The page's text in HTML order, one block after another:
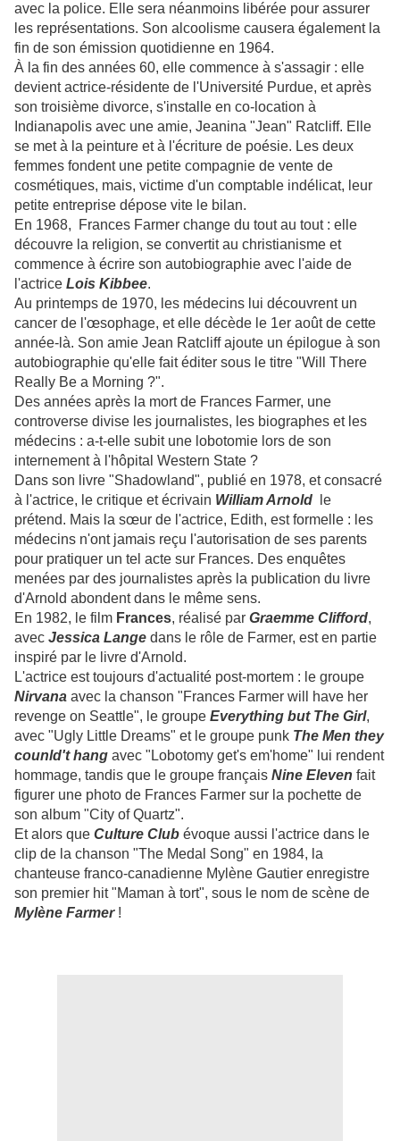
avec la police. Elle sera néanmoins libérée pour assurer
les représentations. Son alcoolisme causera également la
fin de son émission quotidienne en 1964.
À la fin des années 60, elle commence à s'assagir : elle
devient actrice-résidente de l'Université Purdue, et après
son troisième divorce, s'installe en co-location à
Indianapolis avec une amie, Jeanina "Jean" Ratcliff. Elle
se met à la peinture et à l'écriture de poésie. Les deux
femmes fondent une petite compagnie de vente de
cosmétiques, mais, victime d'un comptable indélicat, leur
petite entreprise dépose vite le bilan.
En 1968, Frances Farmer change du tout au tout : elle
découvre la religion, se convertit au christianisme et
commence à écrire son autobiographie avec l'aide de
l'actrice Lois Kibbee.
Au printemps de 1970, les médecins lui découvrent un
cancer de l'œsophage, et elle décède le 1er août de cette
année-là. Son amie Jean Ratcliff ajoute un épilogue à son
autobiographie qu'elle fait éditer sous le titre "Will There
Really Be a Morning ?".
Des années après la mort de Frances Farmer, une
controverse divise les journalistes, les biographes et les
médecins : a-t-elle subit une lobotomie lors de son
internement à l'hôpital Western State ?
Dans son livre "Shadowland", publié en 1978, et consacré
à l'actrice, le critique et écrivain William Arnold
le
prétend. Mais la sœur de l'actrice, Edith, est formelle : les
médecins n'ont jamais reçu l'autorisation de ses parents
pour pratiquer un tel acte sur Frances. Des enquêtes
menées par des journalistes après la publication du livre
d'Arnold abondent dans le même sens.
En 1982, le film Frances, réalisé par Graemme Clifford,
avec Jessica Lange dans le rôle de Farmer, est en partie
inspiré par le livre d'Arnold.
L'actrice est toujours d'actualité post-mortem : le groupe
Nirvana avec la chanson "Frances Farmer will have her
revenge on Seattle", le groupe Everything but The Girl,
avec "Ugly Little Dreams" et le groupe punk The Men they
counld't hang avec "Lobotomy get's em'home" lui rendent
hommage, tandis que le groupe français Nine Eleven fait
figurer une photo de Frances Farmer sur la pochette de
son album "City of Quartz".
Et alors que Culture Club évoque aussi l'actrice dans le
clip de la chanson "The Medal Song" en 1984, la
chanteuse franco-canadienne Mylène Gautier enregistre
son premier hit "Maman à tort", sous le nom de scène de
Mylène Farmer!